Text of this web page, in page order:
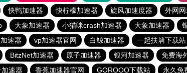
快鸭加速器 快柠檬加速器 旋风加速度器 外网网
大象加速器 小猫咪crash加速器 大象加速器
速器 vp加速器官网 白鲸加速器 一起扶墙下载站
BitzNet加速器 原子加速器 银河加速器 免费海
加速器 香蕉加速器官网 GOROOO下载站 永久免